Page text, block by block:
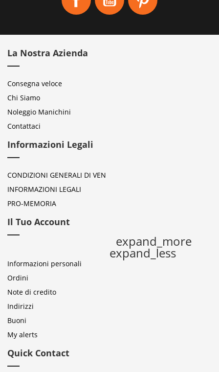
La Nostra Azienda
Consegna veloce
Chi Siamo
Noleggio Manichini
Contattaci
Informazioni Legali
CONDIZIONI GENERALI DI VEN
INFORMAZIONI LEGALI
PRO-MEMORIA
Il Tuo Account
expand_more
expand_less
Informazioni personali
Ordini
Note di credito
Indirizzi
Buoni
My alerts
Quick Contact